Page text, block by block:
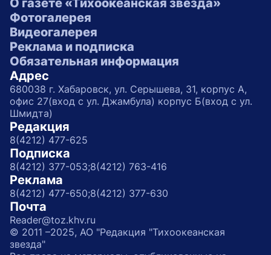
О газете «Тихоокеанская звезда»
Фотогалерея
Видеогалерея
Реклама и подписка
Обязательная информация
Адрес
680038 г. Хабаровск, ул. Серышева, 31, корпус А,
офис 27(вход с ул. Джамбула) корпус Б(вход с ул.
Шмидта)
Редакция
8(4212) 477-625
Подписка
8(4212) 377-053;8(4212) 763-416
Реклама
8(4212) 477-650;8(4212) 377-630
Почта
Reader@toz.khv.ru
© 2011 –2025, АО "Редакция "Тихоокеанская
звезда"